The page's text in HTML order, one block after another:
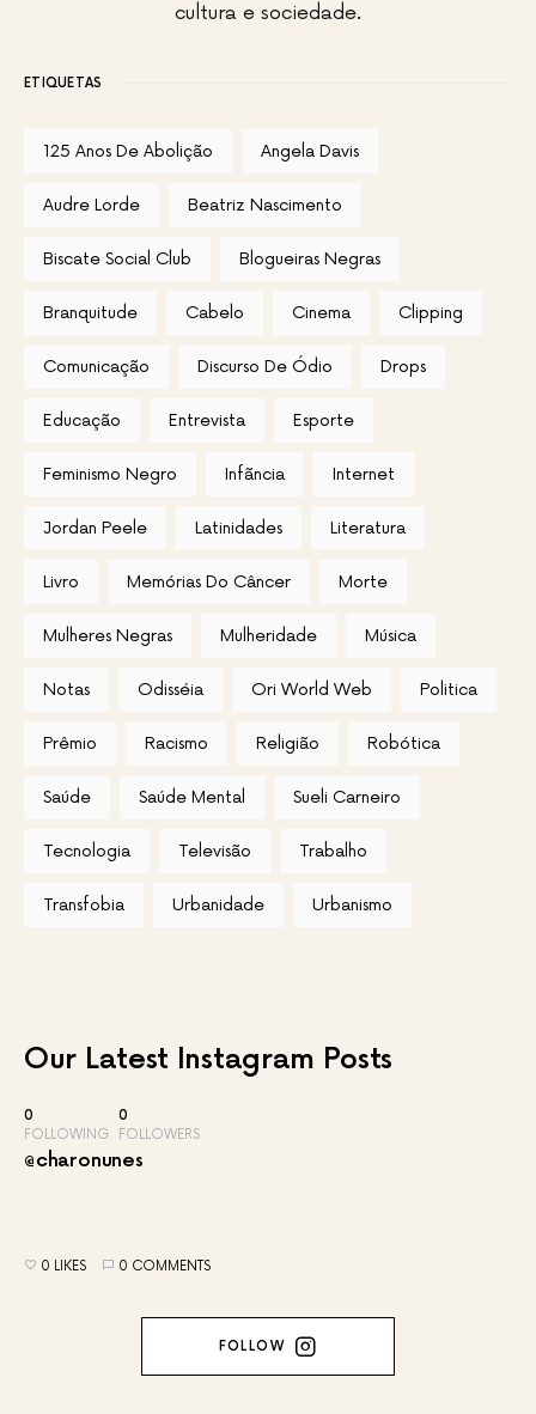
cultura e sociedade.
ETIQUETAS
125 Anos De Abolição Angela Davis
Audre Lorde Beatriz Nascimento
Biscate Social Club Blogueiras Negras
Branquitude Cabelo Cinema Clipping
Comunicação Discurso De Ódio Drops
Educação Entrevista Esporte
Feminismo Negro Infãncia Internet
Jordan Peele Latinidades Literatura
Livro Memórias Do Câncer Morte
Mulheres Negras Mulheridade Música
Notas Odisséia Ori World Web Politica
Prêmio Racismo Religião Robótica
Saúde Saúde Mental Sueli Carneiro
Tecnologia Televisão Trabalho
Transfobia Urbanidade Urbanismo
Our Latest Instagram Posts
0
FOLLOWING
0
FOLLOWERS
@charonunes
0 LIKES 0 COMMENTS
FOLLOW